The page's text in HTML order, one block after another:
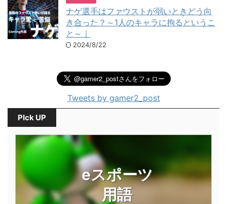
ナゲ選手はファウストが弱いときどう向
き合った？～1人のキャラに拘るというこ
と～｜
2024/8/22
Tweets by gamer2_post
PIck UP
eスポーツ
用語